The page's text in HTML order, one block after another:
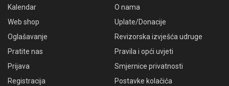
Kalendar
Web shop
Oglašavanje
Pratite nas
Prijava
Registracija
O nama
Uplate/Donacije
Revizorska izvješća udruge
Pravila i opći uvjeti
Smjernice privatnosti
Postavke kolačića